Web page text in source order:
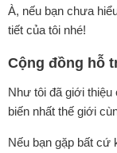
À, nếu bạn chưa
tiết của tôi nhé!
Cộng đồng hỗ
Như tôi đã giới
biến nhất thế giới
Nếu bạn gặp bất cứ